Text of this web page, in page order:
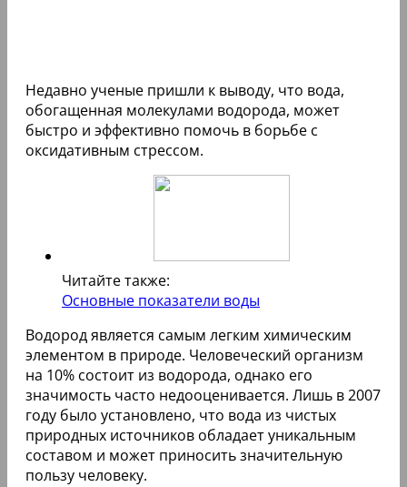
Недавно ученые пришли к выводу, что вода,
обогащенная молекулами водорода, может
быстро и эффективно помочь в борьбе с
оксидативным стрессом.
Читайте также:
Основные показатели воды
Водород является самым легким химическим
элементом в природе. Человеческий организм
на 10% состоит из водорода, однако его
значимость часто недооценивается. Лишь в 2007
году было установлено, что вода из чистых
природных источников обладает уникальным
составом и может приносить значительную
пользу человеку.